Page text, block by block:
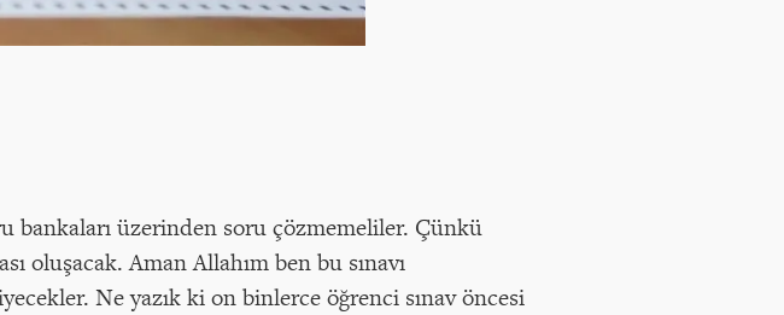
bankaları üzerinden soru çözmemeliler. Çünkü
oluşacak. Aman Allahım ben bu sınavı
Ne yazık ki on binlerce öğrenci sınav öncesi